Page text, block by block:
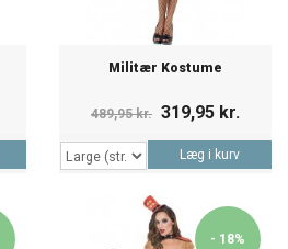
Militær Kostume
489,95 kr. 319,95 kr.
Læg i kurv
- 18%